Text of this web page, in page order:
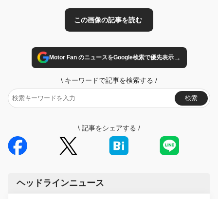
Motor Fan のニュースをGoogle検索で優先表示→
\ キーワードで記事を検索する /
検索
\ 記事をシェアする /
ヘッドラインニュース